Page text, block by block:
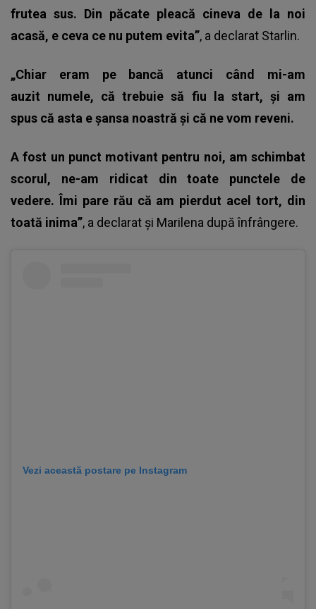
frutea sus. Din păcate pleacă cineva de la noi
acasă, e ceva ce nu putem evita”, a declarat Starlin.
„Chiar eram pe bancă atunci când mi-am
auzit numele, că trebuie să fiu la start, și am
spus că asta e șansa noastră și că ne vom reveni.
A fost un punct motivant pentru noi, am schimbat
scorul, ne-am ridicat din toate punctele de
vedere. Îmi pare rău că am pierdut acel tort, din
toată inima”, a declarat și Marilena după înfrângere.
Vezi această postare pe Instagram